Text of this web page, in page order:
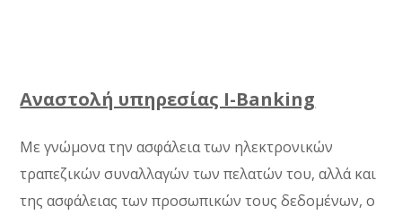
Αναστολή υπηρεσίας I-Banking
Mε γνώμονα την ασφάλεια των ηλεκτρονικών
τραπεζικών συναλλαγών των πελατών του, αλλά και
της ασφάλειας των προσωπικών τους δεδομένων, ο